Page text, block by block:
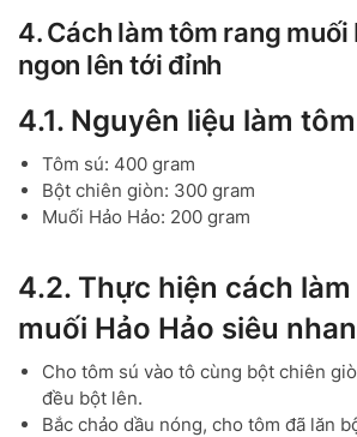
4. Cách làm tôm rang muối
ngon lên tới đỉnh
4.1. Nguyên liệu làm
Tôm sú: 400 gram
Bột chiên giòn: 300 gram
Muối Hảo Hảo: 200 gram
4.2. Thực hiện cách
muối Hảo Hảo siêu
Cho tôm sú vào tô cùng bột chiên
đều bột lên.
Bắc chảo dầu nóng, cho tôm đã lăn